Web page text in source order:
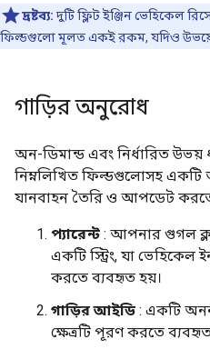
দ্রষ্টব্য: দুটি ফ্লিট ইঞ্জিন ভেহিকেল
ফিল্ডগুলো মূলত একই রকম, যদিও উভয়ের
গাড়ির অনুরোধ
অন-ডিমান্ড এবং নির্ধারিত
নিম্নলিখিত ফিল্ডগুলোসহ একটি
যানবাহন তৈরি ও আপডেট
প্যারেন্ট : আপনার গুগল
একটি স্ট্রিং, যা ভেহিকেল
করতে ব্যবহৃত হয়।
গাড়ির আইডি : একটি
ক্ষেত্রটি পূরণ করতে